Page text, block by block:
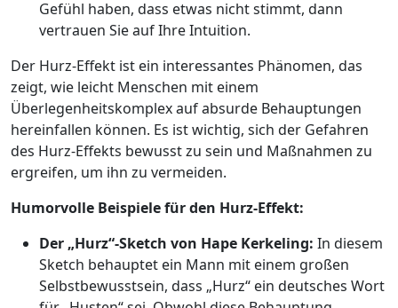
Gefühl haben, dass etwas nicht stimmt, dann
vertrauen Sie auf Ihre Intuition.
Der Hurz-Effekt ist ein interessantes Phänomen, das
zeigt, wie leicht Menschen mit einem
Überlegenheitskomplex auf absurde Behauptungen
hereinfallen können. Es ist wichtig, sich der Gefahren
des Hurz-Effekts bewusst zu sein und Maßnahmen zu
ergreifen, um ihn zu vermeiden.
Humorvolle Beispiele für den Hurz-Effekt:
Der „Hurz“-Sketch von Hape Kerkeling: In diesem
Sketch behauptet ein Mann mit einem großen
Selbstbewusstsein, dass „Hurz“ ein deutsches Wort